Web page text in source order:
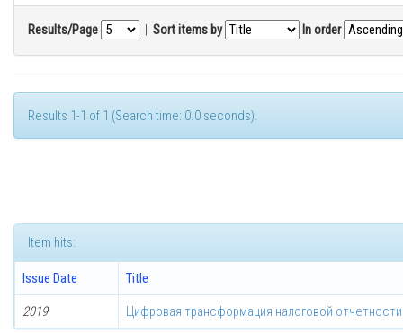
Results/Page | Sort items by In order
Results 1-1 of 1 (Search time: 0.0 seconds).
Item hits:
Issue Date Title
2019 Цифровая трансформация налоговой